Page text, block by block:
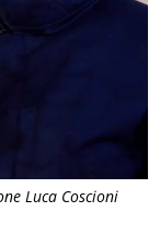
Luca Coscioni